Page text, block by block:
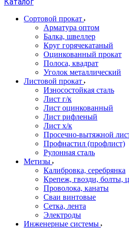
Сортовой прокат
Арматура оптом
Балка, швеллер
Круг горячекатаный
Оцинкованный прокат
Полоса, квадрат
Уголок металлический
Листовой прокат
Износостойкая сталь
Лист г/к
Лист оцинкованный
Лист рифленый
Лист х/к
Просечно-вытяжной
Профнастил (профлист)
Рулонная сталь
Метизы
Калибровка, серебрянка
Крепеж, гвозди, болты,
Проволока, канаты
Сваи винтовые
Сетка, лента
Электроды
Инженерные системы